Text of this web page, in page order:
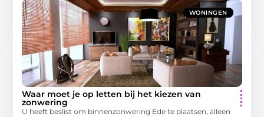
WONINGEN
Waar moet je op letten bij het kiezen van
zonwering
U heeft beslist om binnenzonwering Ede te plaatsen, alleen